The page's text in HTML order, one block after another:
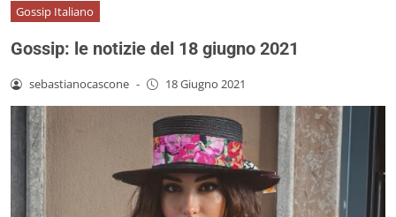
Gossip Italiano
Gossip: le notizie del 18 giugno 2021
sebastianocascone - 18 Giugno 2021